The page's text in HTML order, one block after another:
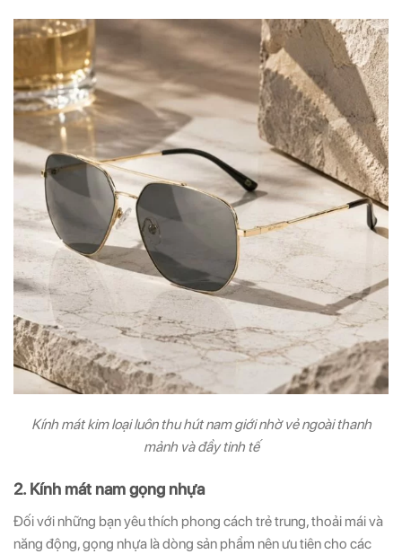
Kính mát kim loại luôn thu hút nam giới nhờ vẻ ngoài thanh
mảnh và đầy tinh tế
2. Kính mát nam gọng nhựa
Đối với những bạn yêu thích phong cách trẻ trung, thoải mái và
năng động, gọng nhựa là dòng sản phẩm nên ưu tiên cho các